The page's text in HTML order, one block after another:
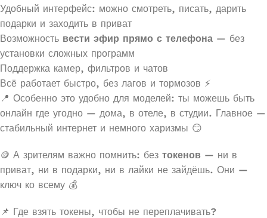
Удобный интерфейс: можно смотреть, писать, дарить
подарки и заходить в приват
Возможность вести эфир прямо с телефона — без
установки сложных программ
Поддержка камер, фильтров и чатов
Всё работает быстро, без лагов и тормозов ⚡
📍 Особенно это удобно для моделей: ты можешь быть
онлайн где угодно — дома, в отеле, в студии. Главное —
стабильный интернет и немного харизмы 😏
🪙 А зрителям важно помнить: без токенов — ни в
приват, ни в подарки, ни в лайки не зайдёшь. Они —
ключ ко всему 💰
📌 Где взять токены, чтобы не переплачивать?